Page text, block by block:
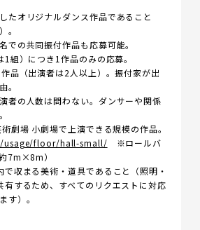
たオリジナルダンス作品であること
。
での共同振付作品も応募可能。
1組）につき1作品のみの応募。
品（出演者は2人以上）。振付家が出
。
者の人数は問わない。ダンサーや関係
劇場 小劇場で上演できる規模の作品。
floor/hall-small/ ※ロールバ
7m×8m）
で収まる美術・道具であること（照明・
有するため、すべてのリクエストに対応
す）。